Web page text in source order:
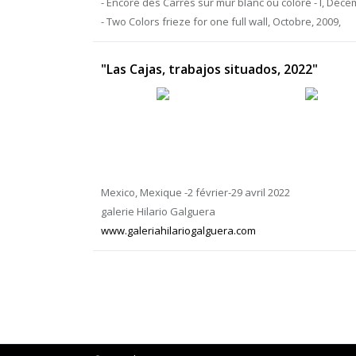
- Two Colors frieze for one full wall, Octobre, 2009,
"Las Cajas, trabajos situados, 2022"
Mexico, Mexique -2 février-29 avril 2022
galerie Hilario Galguera
www.galeriahilariogalguera.com